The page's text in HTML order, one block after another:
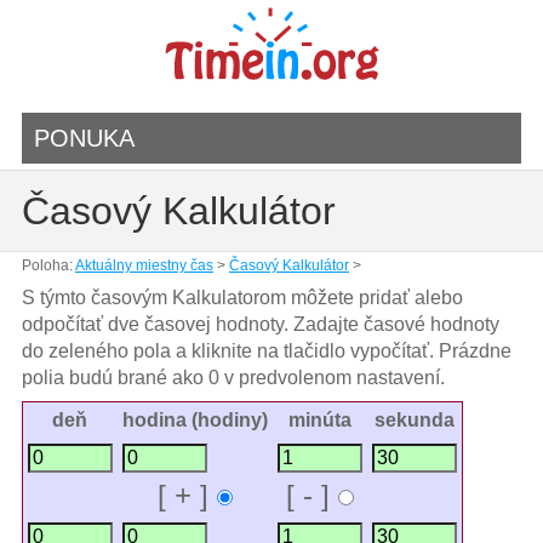
PONUKA
Časový Kalkulátor
Poloha:Aktuálny miestny čas> Časový Kalkulátor>
S týmto časovým Kalkulatorom môžete pridať alebo
odpočítať dve časovej hodnoty. Zadajte časové hodnoty
do zeleného pola a kliknite na tlačidlo vypočítať. Prázdne
polia budú brané ako 0 v predvolenom nastavení.
deň hodina (hodiny) minúta sekunda
[ + ] [ - ]